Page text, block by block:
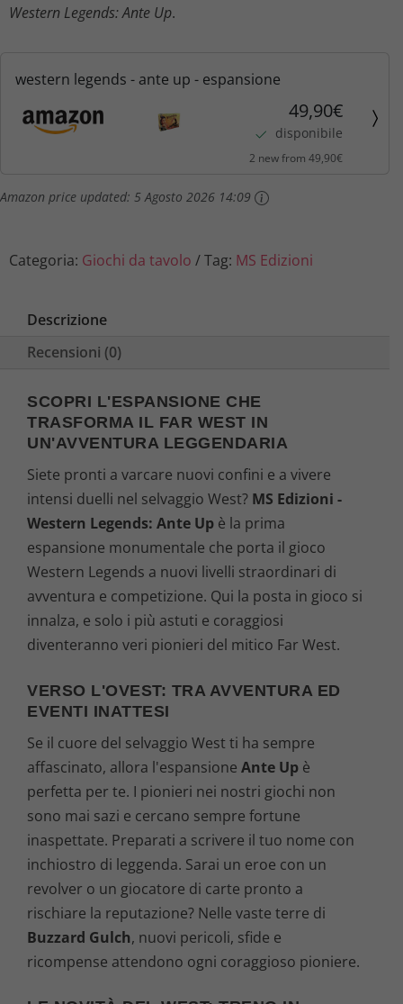
Western Legends: Ante Up.
western legends - ante up - espansione
49,90€
disponibile
2 new from 49,90€
Amazon price updated: 5 Agosto 2026 14:09
Categoria: Giochi da tavolo Tag: MS Edizioni
Descrizione
Recensioni (0)
SCOPRI L'ESPANSIONE CHE
TRASFORMA IL FAR WEST IN
UN'AVVENTURA LEGGENDARIA
Siete pronti a varcare nuovi confini e a vivere
intensi duelli nel selvaggio West? MS Edizioni -
Western Legends: Ante Up è la prima
espansione monumentale che porta il gioco
Western Legends a nuovi livelli straordinari di
avventura e competizione. Qui la posta in gioco si
innalza, e solo i più astuti e coraggiosi
diventeranno veri pionieri del mitico Far West.
VERSO L'OVEST: TRA AVVENTURA ED
EVENTI INATTESI
Se il cuore del selvaggio West ti ha sempre
affascinato, allora l'espansione Ante Up è
perfetta per te. I pionieri nei nostri giochi non
sono mai sazi e cercano sempre fortune
inaspettate. Preparati a scrivere il tuo nome con
inchiostro di leggenda. Sarai un eroe con un
revolver o un giocatore di carte pronto a
rischiare la reputazione? Nelle vaste terre di
Buzzard Gulch, nuovi pericoli, sfide e
ricompense attendono ogni coraggioso pioniere.